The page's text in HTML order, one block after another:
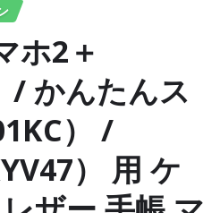
ホ2＋
/ かんたんス
） /
） 用 ケ